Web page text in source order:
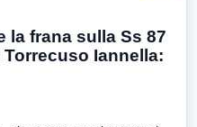
la frana sulla Ss 87
Iannella: